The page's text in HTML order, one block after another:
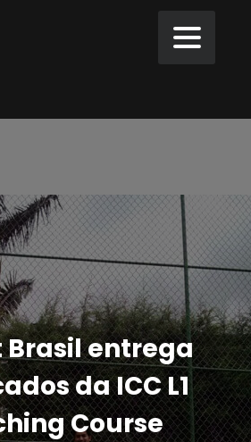
Brasil entrega
da ICC L1
Course